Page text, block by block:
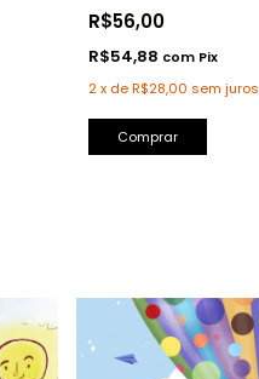
R$56,00
R$54,88 com Pix
2x deR$28,00 sem juros
Comprar